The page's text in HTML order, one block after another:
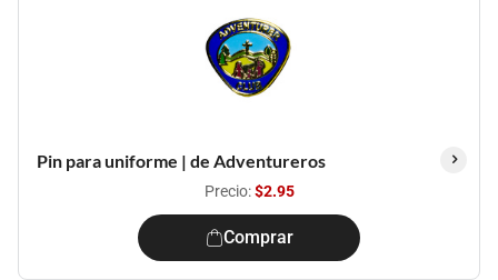
Pin para uniforme | de Adventureros
Precio:$2.95
Comprar